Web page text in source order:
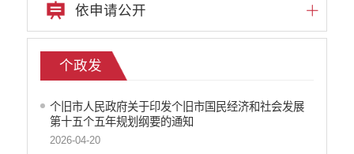
依申请公开
个政发
个旧市人民政府关于印发个旧市国民经济和社会发展
第十五个五年规划纲要的通知
2026-04-20